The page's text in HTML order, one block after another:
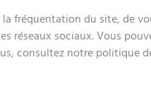
fréquentation du site, de
réseaux sociaux. Vous
consultez notre politique
Leclerc
Lundi,
Mardi 14h à
Le samedi de